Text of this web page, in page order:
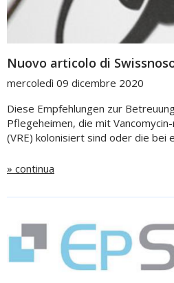
Nuovo articolo di
mercoledì 09 dicembre 2020
Diese Empfehlungen zur
Pflegeheimen, die mit
(VRE) kolonisiert sind oder die bei
» continua